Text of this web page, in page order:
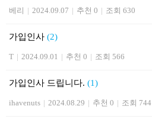
베리 | 2024.09.07 | 추천 0 | 조회 630
가입인사 (2)
T | 2024.09.01 | 추천 0 | 조회 566
가입인사 드립니다. (1)
ihavenuts | 2024.08.29 | 추천 0 | 조회 744